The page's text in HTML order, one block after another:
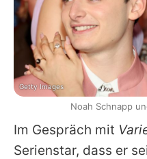
Im Gespräch mit
Serienstar, dass er
Getty Images
Noah Schnapp